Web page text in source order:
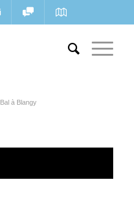
Bal à Blangy